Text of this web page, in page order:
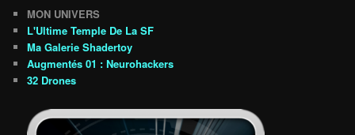
MON UNIVERS
L'Ultime Temple De La SF
Ma Galerie Shadertoy
Augmentés 01 : Neurohackers
32 Drones